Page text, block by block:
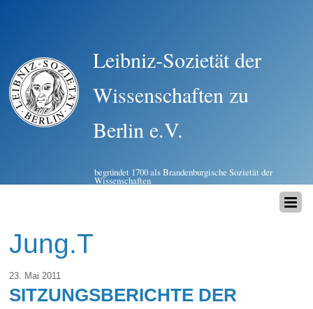
Leibniz-Sozietät der
Wissenschaften zu
Berlin e.V.
begründet 1700 als Brandenburgische Sozietät der
Wissenschaften
Jung.T
23. Mai 2011
SITZUNGSBERICHTE DER